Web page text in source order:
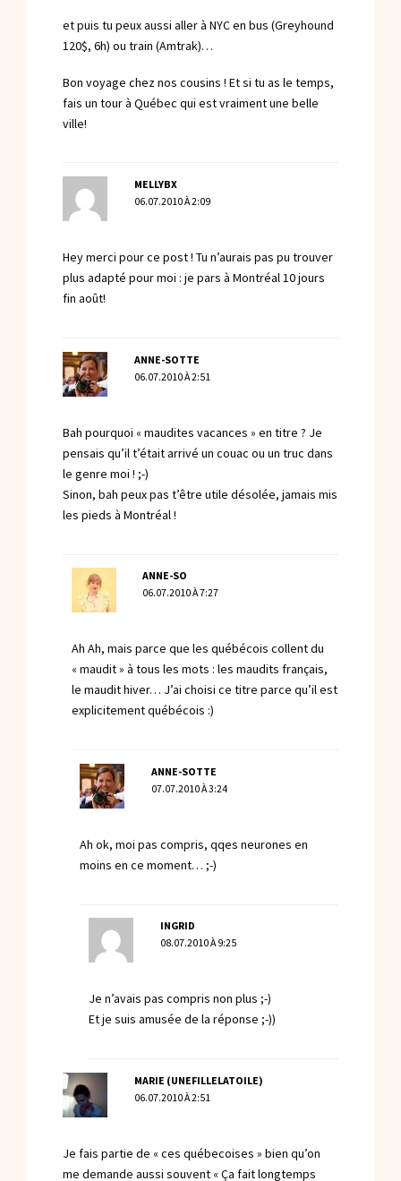
et puis tu peux aussi aller à NYC en bus (Greyhound
120$, 6h) ou train (Amtrak)…
Bon voyage chez nos cousins ! Et si tu as le temps,
fais un tour à Québec qui est vraiment une belle
ville!
MELLYBX
06.07.2010 À 2:09
Hey merci pour ce post ! Tu n’aurais pas pu trouver
plus adapté pour moi : je pars à Montréal 10 jours
fin août!
ANNE-SOTTE
06.07.2010 À 2:51
Bah pourquoi « maudites vacances » en titre ? Je
pensais qu’il t’était arrivé un couac ou un truc dans
le genre moi ! ;-)
Sinon, bah peux pas t’être utile désolée, jamais mis
les pieds à Montréal !
ANNE-SO
06.07.2010 À 7:27
Ah Ah, mais parce que les québécois collent du
« maudit » à tous les mots : les maudits français,
le maudit hiver… J’ai choisi ce titre parce qu’il est
explicitement québécois :)
ANNE-SOTTE
07.07.2010 À 3:24
Ah ok, moi pas compris, qqes neurones en
moins en ce moment… ;-)
INGRID
08.07.2010 À 9:25
Je n’avais pas compris non plus ;-)
Et je suis amusée de la réponse ;-))
MARIE (UNEFILLELATOILE)
06.07.2010 À 2:51
Je fais partie de « ces québecoises » bien qu’on
me demande aussi souvent « Ça fait longtemps